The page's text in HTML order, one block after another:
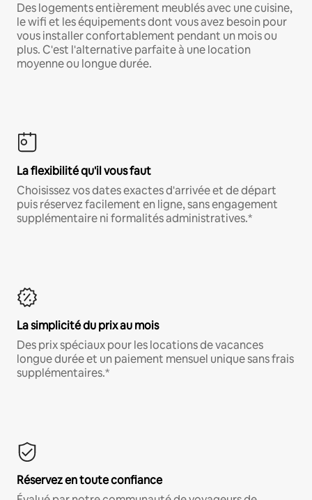
Des logements entièrement meublés avec une cuisine,
le wifi et les équipements dont vous avez besoin pour
vous installer confortablement pendant un mois ou
plus. C'est l'alternative parfaite à une location
moyenne ou longue durée.
La flexibilité qu'il vous faut
Choisissez vos dates exactes d'arrivée et de départ
puis réservez facilement en ligne, sans engagement
supplémentaire ni formalités administratives.*
La simplicité du prix au mois
Des prix spéciaux pour les locations de vacances
longue durée et un paiement mensuel unique sans frais
supplémentaires.*
Réservez en toute confiance